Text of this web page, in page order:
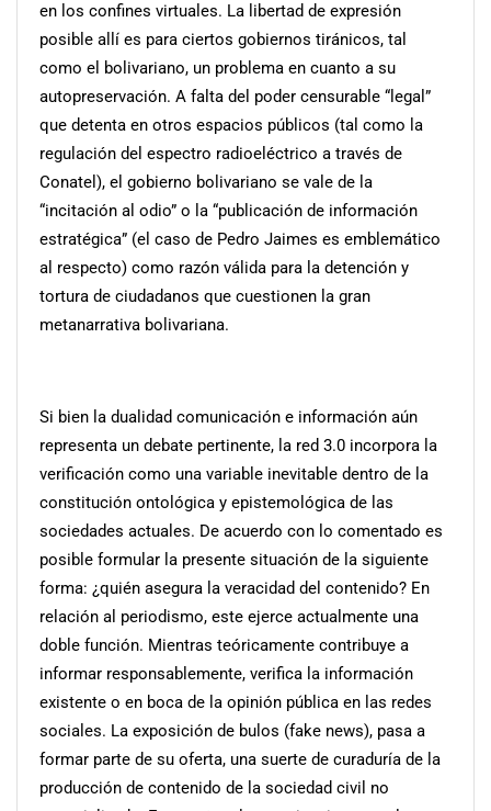
en los confines virtuales. La libertad de expresión
posible allí es para ciertos gobiernos tiránicos, tal
como el bolivariano, un problema en cuanto a su
autopreservación. A falta del poder censurable “legal”
que detenta en otros espacios públicos (tal como la
regulación del espectro radioeléctrico a través de
Conatel), el gobierno bolivariano se vale de la
“incitación al odio” o la “publicación de información
estratégica” (el caso de Pedro Jaimes es emblemático
al respecto) como razón válida para la detención y
tortura de ciudadanos que cuestionen la gran
metanarrativa bolivariana.
Si bien la dualidad comunicación e información aún
representa un debate pertinente, la red 3.0 incorpora la
verificación como una variable inevitable dentro de la
constitución ontológica y epistemológica de las
sociedades actuales. De acuerdo con lo comentado es
posible formular la presente situación de la siguiente
forma: ¿quién asegura la veracidad del contenido? En
relación al periodismo, este ejerce actualmente una
doble función. Mientras teóricamente contribuye a
informar responsablemente, verifica la información
existente o en boca de la opinión pública en las redes
sociales. La exposición de bulos (fake news), pasa a
formar parte de su oferta, una suerte de curaduría de la
producción de contenido de la sociedad civil no